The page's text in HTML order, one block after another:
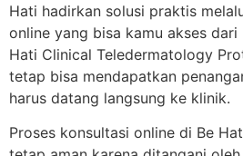
Hati hadirkan solusi praktis
online yang bisa kamu akses dari
Hati Clinical Teledermatology
tetap bisa mendapatkan
harus datang langsung ke klinik.
Proses konsultasi online di Be